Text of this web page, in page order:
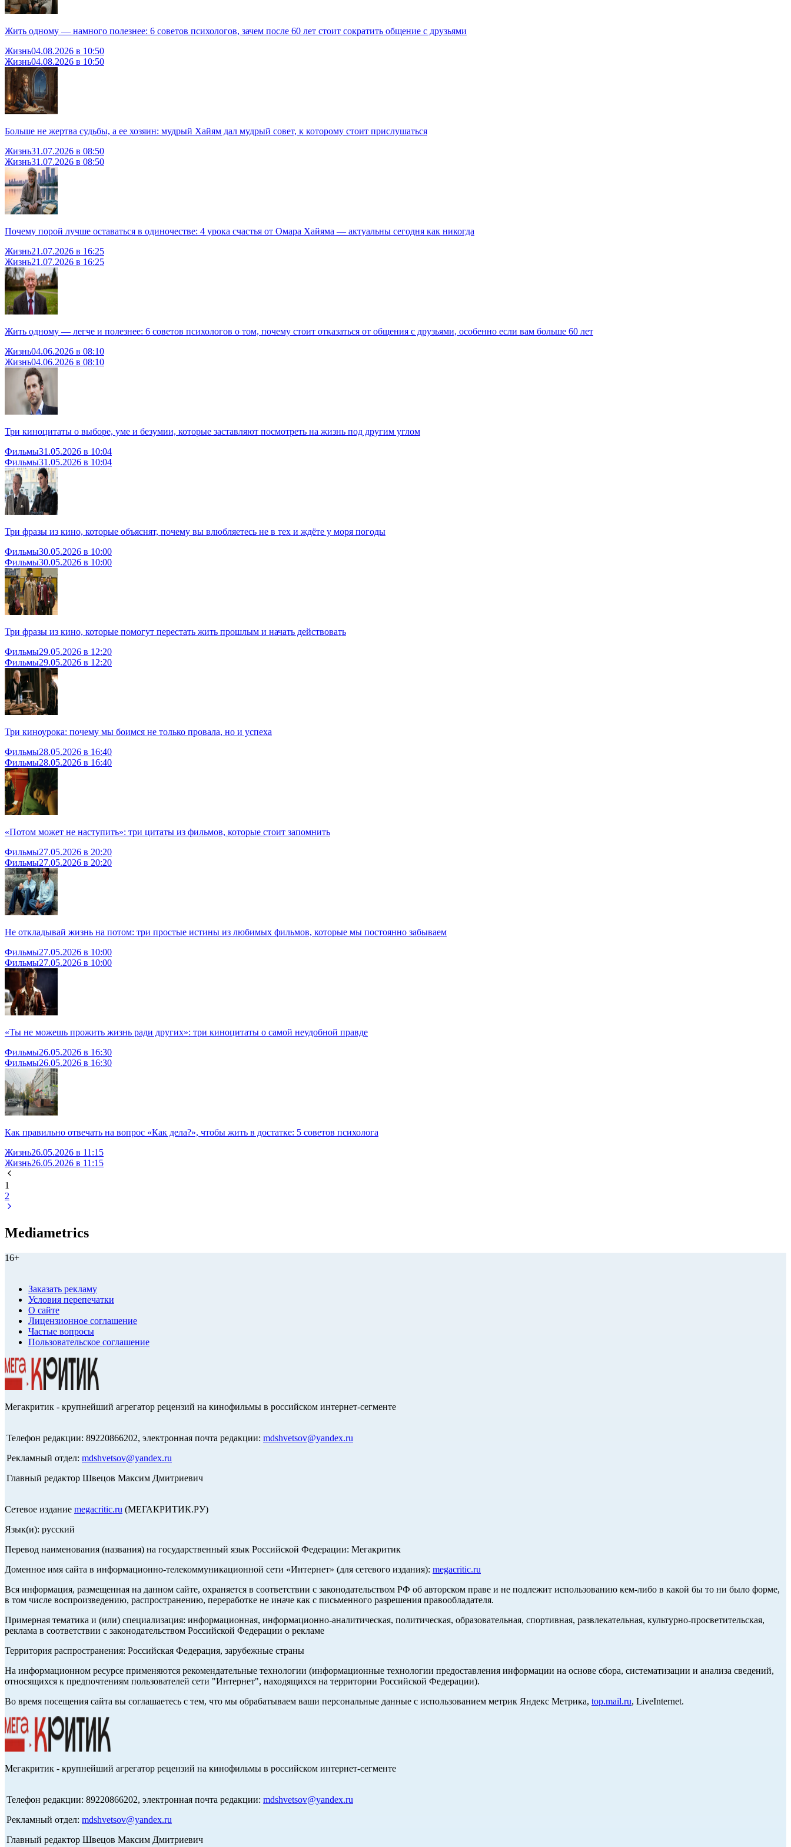
Жить одному — намного полезнее: 6 советов психологов, зачем после 60 лет стоит сократить общение с друзьями
Жизнь04.08.2026 в 10:50
Жизнь04.08.2026 в 10:50
Больше не жертва судьбы, а ее хозяин: мудрый Хайям дал мудрый совет, к которому стоит прислушаться
Жизнь31.07.2026 в 08:50
Жизнь31.07.2026 в 08:50
Почему порой лучше оставаться в одиночестве: 4 урока счастья от Омара Хайяма — актуальны сегодня как никогда
Жизнь21.07.2026 в 16:25
Жизнь21.07.2026 в 16:25
Жить одному — легче и полезнее: 6 советов психологов о том, почему стоит отказаться от общения с друзьями, особенно если вам больше 60 лет
Жизнь04.06.2026 в 08:10
Жизнь04.06.2026 в 08:10
Три киноцитаты о выборе, уме и безумии, которые заставляют посмотреть на жизнь под другим углом
Фильмы31.05.2026 в 10:04
Фильмы31.05.2026 в 10:04
Три фразы из кино, которые объяснят, почему вы влюбляетесь не в тех и ждёте у моря погоды
Фильмы30.05.2026 в 10:00
Фильмы30.05.2026 в 10:00
Три фразы из кино, которые помогут перестать жить прошлым и начать действовать
Фильмы29.05.2026 в 12:20
Фильмы29.05.2026 в 12:20
Три киноурока: почему мы боимся не только провала, но и успеха
Фильмы28.05.2026 в 16:40
Фильмы28.05.2026 в 16:40
«Потом может не наступить»: три цитаты из фильмов, которые стоит запомнить
Фильмы27.05.2026 в 20:20
Фильмы27.05.2026 в 20:20
Не откладывай жизнь на потом: три простые истины из любимых фильмов, которые мы постоянно забываем
Фильмы27.05.2026 в 10:00
Фильмы27.05.2026 в 10:00
«Ты не можешь прожить жизнь ради других»: три киноцитаты о самой неудобной правде
Фильмы26.05.2026 в 16:30
Фильмы26.05.2026 в 16:30
Как правильно отвечать на вопрос «Как дела?», чтобы жить в достатке: 5 советов психолога
Жизнь26.05.2026 в 11:15
Жизнь26.05.2026 в 11:15
1
2
Mediametrics
16+
Заказать рекламу
Условия перепечатки
О сайте
Лицензионное соглашение
Частые вопросы
Пользовательское соглашение
Мегакритик - крупнейший агрегатор рецензий на кинофильмы в российском интернет-сегменте
Телефон редакции: 89220866202, электронная почта редакции: mdshvetsov@yandex.ru
Рекламный отдел: mdshvetsov@yandex.ru
Главный редактор Швецов Максим Дмитриевич
Сетевое издание megacritic.ru (МЕГАКРИТИК.РУ)
Язык(и): русский
Перевод наименования (названия) на государственный язык Российской Федерации: Мегакритик
Доменное имя сайта в информационно-телекоммуникационной сети «Интернет» (для сетевого издания): megacritic.ru
Вся информация, размещенная на данном сайте, охраняется в соответствии с законодательством РФ об авторском праве и не подлежит использованию кем-либо в какой бы то ни было форме,
в том числе воспроизведению, распространению, переработке не иначе как с письменного разрешения правообладателя.
Примерная тематика и (или) специализация: информационная, информационно-аналитическая, политическая, образовательная, спортивная, развлекательная, культурно-просветительская,
реклама в соответствии с законодательством Российской Федерации о рекламе
Территория распространения: Российская Федерация, зарубежные страны
На информационном ресурсе применяются рекомендательные технологии (информационные технологии предоставления информации на основе сбора, систематизации и анализа сведений,
относящихся к предпочтениям пользователей сети "Интернет", находящихся на территории Российской Федерации).
Во время посещения сайта вы соглашаетесь с тем, что мы обрабатываем ваши персональные данные с использованием метрик Яндекс Метрика, top.mail.ru, LiveInternet.
Мегакритик - крупнейший агрегатор рецензий на кинофильмы в российском интернет-сегменте
Телефон редакции: 89220866202, электронная почта редакции: mdshvetsov@yandex.ru
Рекламный отдел: mdshvetsov@yandex.ru
Главный редактор Швецов Максим Дмитриевич